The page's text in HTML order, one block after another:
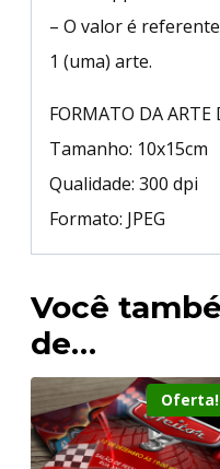
– O valor é
1 (uma) arte.
FORMATO DA ARTE
Tamanho: 10x15cm
Qualidade: 300 dpi
Formato: JPEG
Você
de…
Oferta!